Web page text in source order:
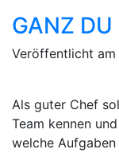
GANZ DU
Veröffentlicht am
Als guter Chef
Team kennen
welche